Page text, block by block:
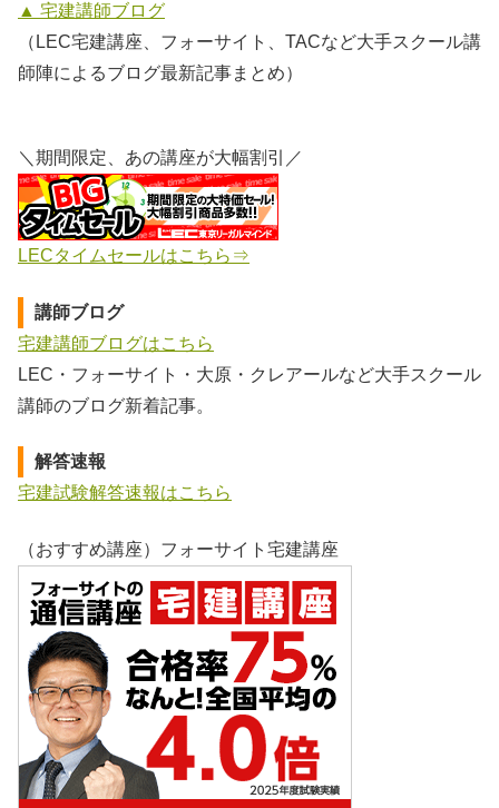
▲ 宅建講師ブログ
（LEC宅建講座、フォーサイト、TACなど大手スクール講
師陣によるブログ最新記事まとめ）
＼期間限定、あの講座が大幅割引／
LECタイムセールはこちら⇒
講師ブログ
宅建講師ブログはこちら
LEC・フォーサイト・大原・クレアールなど大手スクール
講師のブログ新着記事。
解答速報
宅建試験解答速報はこちら
（おすすめ講座）フォーサイト宅建講座